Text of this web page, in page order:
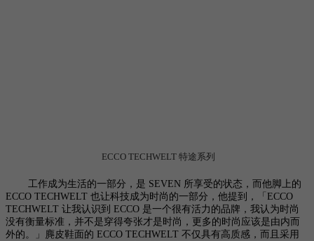
ECCO TECHWELT 特途系列
工作成为生活的一部分，是 SEVEN 所享受的状态，而他脚上的
ECCO TECHWELT 也让科技成为时尚的一部分，他提到，「ECCO
TECHWELT 让我认识到 ECCO 是一个很有活力的品牌，我认为时尚
没有衡量标准，并不是穿得夸张才是时尚，更多的时尚应该是由内而
外的。」麂皮鞋面的 ECCO TECHWELT 不仅具有高质感，而且采用